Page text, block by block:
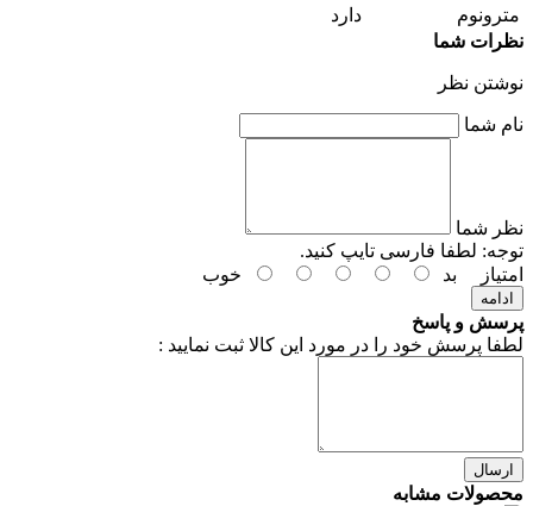
مترونوم
دارد
نظرات شما
نوشتن نظر
نام شما
نظر شما
توجه: لطفا فارسی تایپ کنید.
امتیاز
بد خوب
ادامه
پرسش و پاسخ
لطفا پرسش خود را در مورد این کالا ثبت نمایید :
ارسال
محصولات مشابه